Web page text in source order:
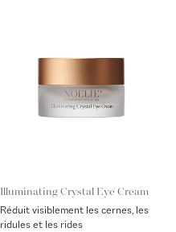
Illuminating Crystal Eye Cream
Réduit visiblement les cernes, les
ridules et les rides